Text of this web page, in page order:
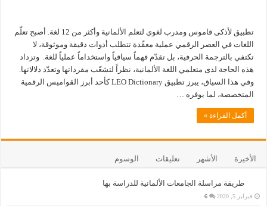
تطبيق لأذكى قاموس ومدرب لغوي لتعلم الألمانية وأكثر من 12 لغة. أصبح تعلّم
اللغات في العصر الرقمي عملية معقّدة تتطلب أدوات دقيقة وموثوقة، لا
تكتفي بالترجمة الحرفية، بل تقدّم فهماً سياقياً واستخداماً عملياً للغة. وتزداد
هذه الحاجة لدى متعلمي اللغة الألمانية، نظراً لتشعّب مفرداتها وتعدّد دلالاتها.
وفي هذا السياق، يبرز تطبيق LEO Dictionary كأحد أبرز القواميس الرقمية
المتخصصة، لما يوفره …
أكمل القراءة »
الأخيرة الأشهر تعليقات الوسوم
طريقة مراسلة الجامعات الألمانية للدراسة بها
فبراير 5, 2020 6